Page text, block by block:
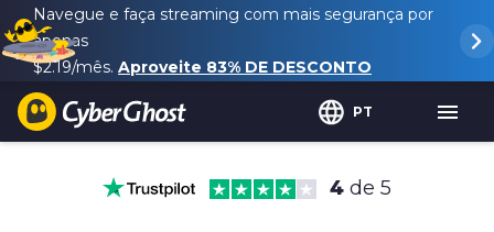
Navegue e faça streaming com mais segurança por
apenas
$2.19/mês. Aproveite 83% DE DESCONTO
PT
4 de 5